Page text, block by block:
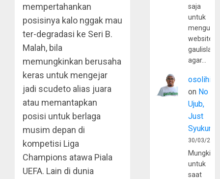
mempertahankan
posisinya kalo nggak mau
ter-degradasi ke Seri B.
Malah, bila
memungkinkan berusaha
keras untuk mengejar
jadi scudeto alias juara
atau memantapkan
posisi untuk berlaga
musim depan di
kompetisi Liga
Champions atawa Piala
UEFA. Lain di dunia
saja
untuk
website
agar…
osolihin
on No
Ujub,
Just
Syukur
30/03/
Mungkin
untuk
saat